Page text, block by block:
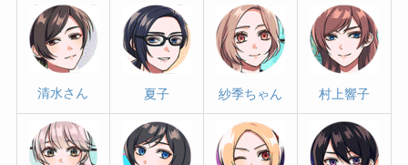
清水さん 夏子 紗季ちゃん 村上響子